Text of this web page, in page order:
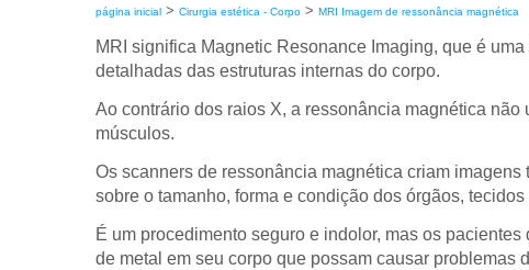
página inicial > Cirurgia estética - Corpo > MRI Imagem de ressonância magnética
MRI significa Magnetic Resonance Imaging, que é
detalhadas das estruturas internas do corpo.
Ao contrário dos raios X, a ressonância magnética
músculos.
Os scanners de ressonância magnética criam
sobre o tamanho, forma e condição dos órgãos, tecidos
É um procedimento seguro e indolor, mas os
de metal em seu corpo que possam causar problemas